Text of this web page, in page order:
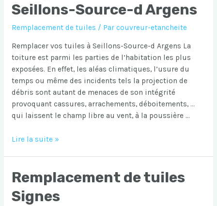
Seillons-Source-d Argens
Remplacement de tuiles / Par couvreur-etancheite
Remplacer vos tuiles à Seillons-Source-d Argens La
toiture est parmi les parties de l’habitation les plus
exposées. En effet, les aléas climatiques, l’usure du
temps ou même des incidents tels la projection de
débris sont autant de menaces de son intégrité
provoquant cassures, arrachements, déboitements, …
qui laissent le champ libre au vent, à la poussière …
Remplacement
Seillons-
Source-
d
Lire la suite »
Remplacement de tuiles
Signes